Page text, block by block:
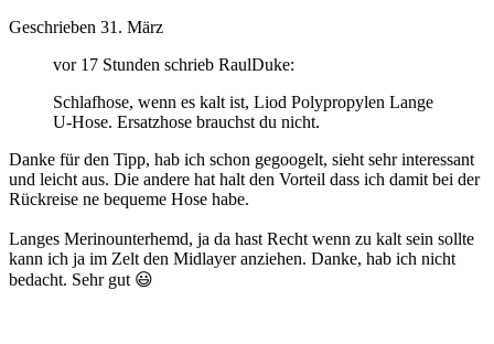
Geschrieben 31. März
vor 17 Stunden schrieb RaulDuke:
Schlafhose, wenn es kalt ist, Liod Polypropylen Lange
U-Hose. Ersatzhose brauchst du nicht.
Danke für den Tipp, hab ich schon gegoogelt, sieht sehr interessant
und leicht aus. Die andere hat halt den Vorteil dass ich damit bei der
Rückreise ne bequeme Hose habe.
Langes Merinounterhemd, ja da hast Recht wenn zu kalt sein sollte
kann ich ja im Zelt den Midlayer anziehen. Danke, hab ich nicht
bedacht. Sehr gut 😃